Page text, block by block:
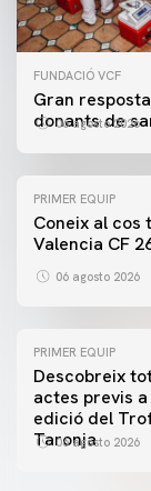
FUNDACIÓ VCF
Gran
donants de
06 agosto 2026
PRIMER EQUIP
Coneix al cos
Valencia CF
06 agosto 2026
PRIMER EQUIP
Descobreix
actes previs a
edició del
Taronja
06 agosto 2026